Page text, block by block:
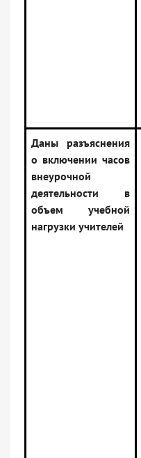
Даны разъяснения
о включении часов
внеурочной
деятельности в
объем учебной
нагрузки учителей